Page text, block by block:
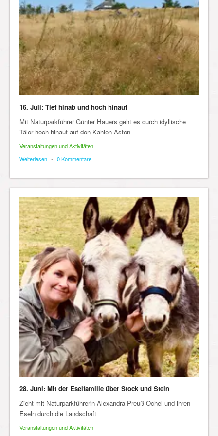
16. Juli: Tief hinab und hoch hinauf
Mit Naturparkführer Günter Hauers geht es durch idyllische
Täler hoch hinauf auf den Kahlen Asten
Veranstaltungen und Aktivitäten
Weiterlesen • 0 Kommentare
28. Juni: Mit der Eselfamilie über Stock und Stein
Zieht mit Naturparkführerin Alexandra Preuß-Ochel und ihren
Eseln durch die Landschaft
Veranstaltungen und Aktivitäten